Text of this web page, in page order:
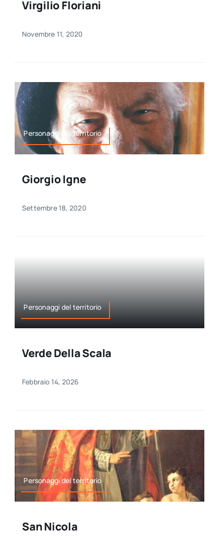
Virgilio Floriani
Novembre 11, 2020
Personaggi del territorio
Giorgio Igne
Settembre 18, 2020
Personaggi del territorio
Verde Della Scala
Febbraio 14, 2026
Personaggi del territorio
San Nicola